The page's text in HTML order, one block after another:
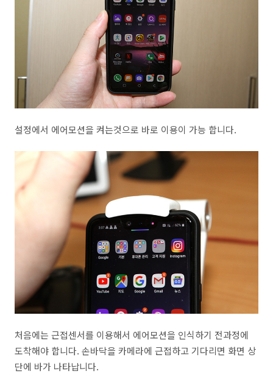
설정에서 에어모션을 켜는것으로 바로 이용이 가능 합니다.
처음에는 근접센서를 이용해서 에어모션을 인식하기 전과정에
도착해야 합니다. 손바닥을 카메라에 근접하고 기다리면 화면 상
단에 바가 나타납니다.